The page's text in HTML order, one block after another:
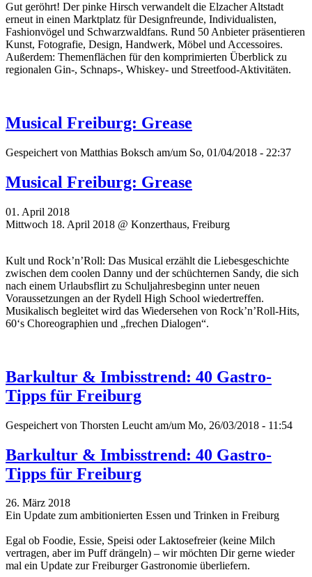
Gut geröhrt! Der pinke Hirsch verwandelt die Elzacher Altstadt
erneut in einen Marktplatz für Designfreunde, Individualisten,
Fashionvögel und Schwarzwaldfans. Rund 50 Anbieter präsentieren
Kunst, Fotografie, Design, Handwerk, Möbel und Accessoires.
Außerdem: Themenflächen für den komprimierten Überblick zu
regionalen Gin-, Schnaps-, Whiskey- und Streetfood-Aktivitäten.
Musical Freiburg: Grease
Gespeichert von Matthias Boksch am/um So, 01/04/2018 - 22:37
Musical Freiburg: Grease
01. April 2018
Mittwoch 18. April 2018 @ Konzerthaus, Freiburg
Kult und Rock’n’Roll: Das Musical erzählt die Liebesgeschichte
zwischen dem coolen Danny und der schüchternen Sandy, die sich
nach einem Urlaubsflirt zu Schuljahresbeginn unter neuen
Voraussetzungen an der Rydell High School wiedertreffen.
Musikalisch begleitet wird das Wiedersehen von Rock’n’Roll-Hits,
60‘s Choreographien und „frechen Dialogen“.
Barkultur & Imbisstrend: 40 Gastro-
Tipps für Freiburg
Gespeichert von Thorsten Leucht am/um Mo, 26/03/2018 - 11:54
Barkultur & Imbisstrend: 40 Gastro-
Tipps für Freiburg
26. März 2018
Ein Update zum ambitionierten Essen und Trinken in Freiburg
Egal ob Foodie, Essie, Speisi oder Laktosefreier (keine Milch
vertragen, aber im Puff drängeln) – wir möchten Dir gerne wieder
mal ein Update zur Freiburger Gastronomie überliefern.